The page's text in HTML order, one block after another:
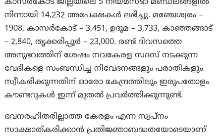
കാസർകോട് ജില്ലയിലെ 5 നിയമസഭാ മണ്ഡലങ്ങളിൽ
നിന്നായി 14,232 അപേക്ഷകൾ ലഭിച്ചു. മഞ്ചേശ്വരം –
1908, കാസർകോട് – 3,451, ഉദുമ – 3,733, കാഞ്ഞങ്ങാട്
– 2,840, തൃക്കരിപ്പൂർ – 23,000. രണ്ട് ദിവസത്തെ
അനുഭവത്തിന് ശേഷം നവകേരള സദസ് നടക്കുന്ന
വേദികളെ സംബന്ധിച്ച നിവേദനങ്ങളും പരാതികളും
സ്വീകരിക്കുന്നതിന് ഓരോ കേന്ദ്രത്തിലും ഇരുപതോളം
കൗണ്ടറുകൾ ഇന്ന് മുതൽ പ്രവർത്തിക്കുന്നുണ്ട്.
ഭവനരഹിതരില്ലാത്ത കേരളം എന്ന സ്വപ്നം
സാക്ഷാത്കരിക്കാൻ പ്രതിജ്ഞാബദ്ധതയോടെയാണ്